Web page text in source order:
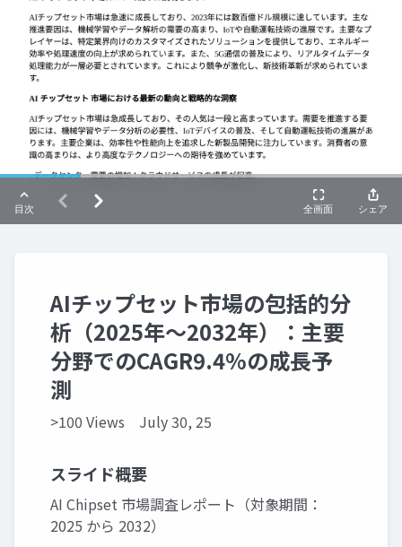
AIチップセット市場の包括的分
析（2025年～2032年）：主要
分野でのCAGR9.4%の成長予
測
>100 Views July 30, 25
スライド概要
AI Chipset 市場調査レポート（対象期間：
2025 から 2032）